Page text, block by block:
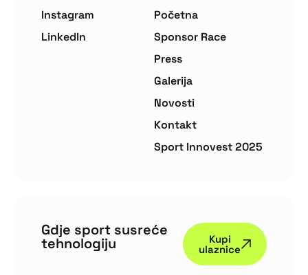
Instagram
LinkedIn
Početna
Sponsor Race
Press
Galerija
Novosti
Kontakt
Sport Innovest 2025
Gdje sport susreće
tehnologiju Kupi
ulaznice